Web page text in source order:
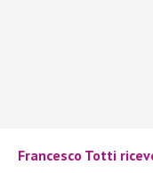
Francesco Totti